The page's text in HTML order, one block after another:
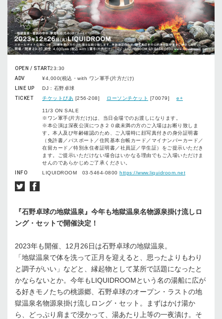
OPEN / START23:30
ADV
¥4,000(税込・with ワン軍手(片方だけ)
LINE UP
DJ：石野卓球
TICKET
チケットぴあ [256-208] ローソンチケット [70079] e+
11/3 ON SALE
※ワン軍手(片方だけ)は、当日会場でのお渡しになります。
※本公演は深夜公演につき２０歳未満の方のご入場はお断り致しま
す。本人及び年齢確認のため、ご入場時に顔写真付きの身分証明書
（免許書／パスポート／住民基本台帳カード／マイナンバーカード／
在留カード／特別永住者証明書／社員証／学生証）をご提示いただき
ます。ご提示いただけない場合はいかなる理由でもご入場いただけま
せんのであらかじめご了承ください。
INFO
LIQUIDROOM 03-5464-0800 https://www.liquidroom.net
『石野卓球の地獄温泉』今年も地獄温泉名物源泉掛け流しロ
ング・セットで開催決定！
2023年も開催、12月26日は石野卓球の地獄温泉。
「地獄温泉で体を洗って正月を迎えると、思ったよりもわり
と調子がいい」などと、縁起物として某所で話題になったと
かならないとか。今年もLIQUIDROOMという名の湯船に広が
る好きモノたちの桃源郷、石野卓球のオープン・ラストの地
獄温泉名物源泉掛け流しロング・セット。まずはかけ湯か
ら、どっぷり肩まで浸かって、湯あたり上等の一夜漬け。そ